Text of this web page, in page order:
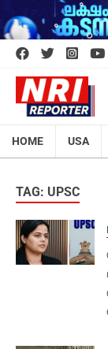
HOME USA
TAG: UPSC